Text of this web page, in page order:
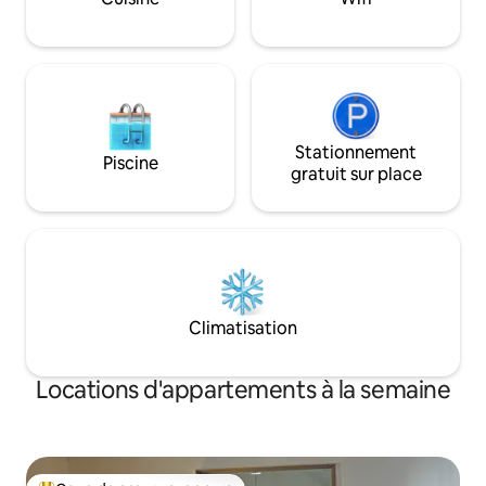
réfrigérateur et d'un four à micro-
nous avons donc ajouté cette chambre
basket-ball, la
et un sentier
Piscine
Stationnement
gratuit sur place
Climatisation
Locations d'appartements à la semaine